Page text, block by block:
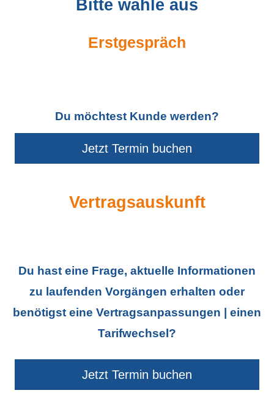
Bitte wähle aus
Erstgespräch
Du möchtest Kunde werden?
Jetzt Termin buchen
Vertragsauskunft
Du hast eine Frage, aktuelle Informationen
zu laufenden Vorgängen erhalten oder
benötigst eine Vertragsanpassungen | einen
Tarifwechsel?
Jetzt Termin buchen